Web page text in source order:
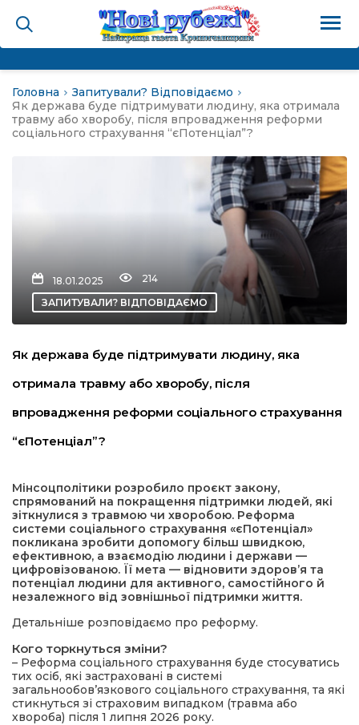
не буває
пам’яті
Відповідаємо
Головна
Запитували? Відповідаємо
Як держава буде підтримувати людину, яка отримала
травму або хворобу, після впровадження реформи
соціального страхування “єПотенціал”?
18.01.2025
214
ЗАПИТУВАЛИ? ВІДПОВІДАЄМО
Як держава буде підтримувати людину, яка
отримала травму або хворобу, після
впровадження реформи соціального страхування
“єПотенціал”?
Мінсоцполітики розробило проєкт закону,
спрямований на покращення підтримки людей, які
зіткнулися з травмою чи хворобою. Реформа
системи соціального страхування «єПотенціал»
покликана зробити допомогу більш швидкою,
ефективною, а взаємодію людини і держави —
цифровізованою. Її мета — відновити здоров’я та
потенціал людини для активного, самостійного й
незалежного від зовнішньої підтримки життя.
Детальніше розповідаємо про реформу.
Кого торкнуться зміни?
– Реформа соціального страхування буде стосуватись
тих осіб, які застраховані в системі
загальнообовʼязкового соціального страхування, та які
стикнуться зі страховим випадком (травма або
хвороба) після 1 липня 2026 року.